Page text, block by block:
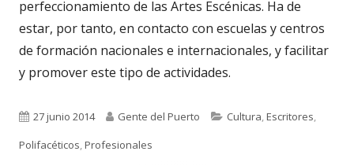
perfeccionamiento de las Artes Escénicas. Ha de
estar, por tanto, en contacto con escuelas y centros
de formación nacionales e internacionales, y facilitar
y promover este tipo de actividades.
Publicado
el
27 junio 2014 Autor
Gente del Puerto Categorías
Cultura,Escritores,
Polifacéticos,Profesionales